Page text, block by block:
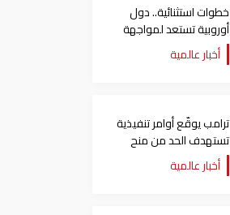
خطوات استثنائية.. دول
أوروبية تستعد لمواجهة
موجة حر غير مسبوقة
أخبار عالمية
ترامب يوقّع أوامر تنفيذية
تستهدف الحد من منح
الجنسية الأمريكية بالولادة
أخبار عالمية